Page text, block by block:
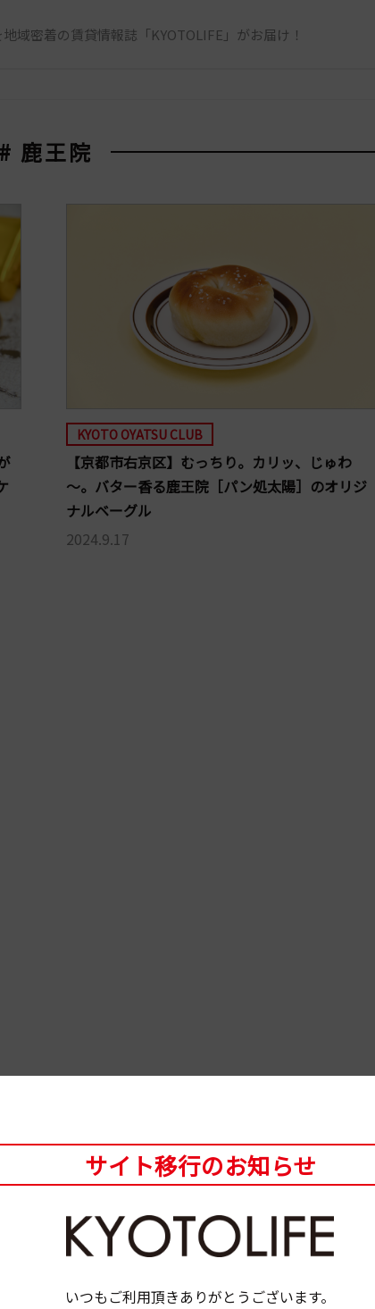
域密着の賃貸情報誌「KYOTOLIFE」がお届け！
# 鹿王院
KYOTO OYATSU CLUB
【京都市右京区】むっちり。カリッ、じゅわ
～。バター香る鹿王院［パン処太陽］のオリジ
ナルベーグル
2024.9.17
サイト移行のお知らせ
いつもご利用頂きありがとうございます。